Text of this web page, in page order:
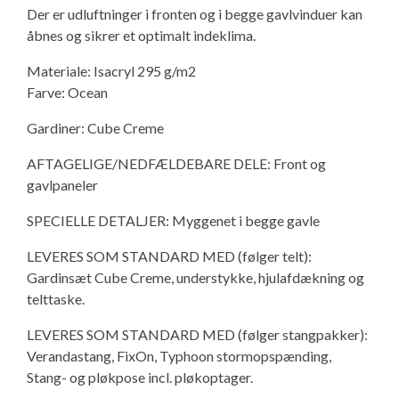
Der er udluftninger i fronten og i begge gavlvinduer kan
åbnes og sikrer et optimalt indeklima.
Materiale: Isacryl 295 g/m2
Farve: Ocean
Gardiner: Cube Creme
AFTAGELIGE/NEDFÆLDEBARE DELE: Front og
gavlpaneler
SPECIELLE DETALJER: Myggenet i begge gavle
LEVERES SOM STANDARD MED (følger telt):
Gardinsæt Cube Creme, understykke, hjulafdækning og
telttaske.
LEVERES SOM STANDARD MED (følger stangpakker):
Verandastang, FixOn, Typhoon stormopspænding,
Stang- og pløkpose incl. pløkoptager.